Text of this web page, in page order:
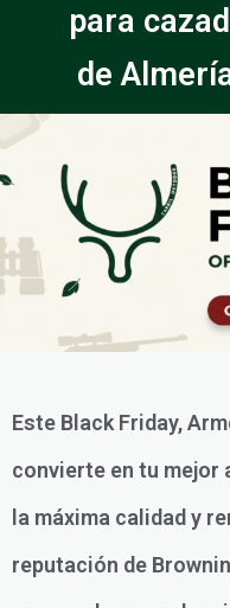
para
de
Este Black Friday,
convierte en tu mejor
la máxima calidad y
reputación de